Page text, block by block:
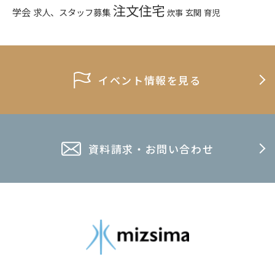
学会 求人、スタッフ募集注文住宅 炊事 玄関 育児
イベント情報を見る
資料請求・お問い合わせ